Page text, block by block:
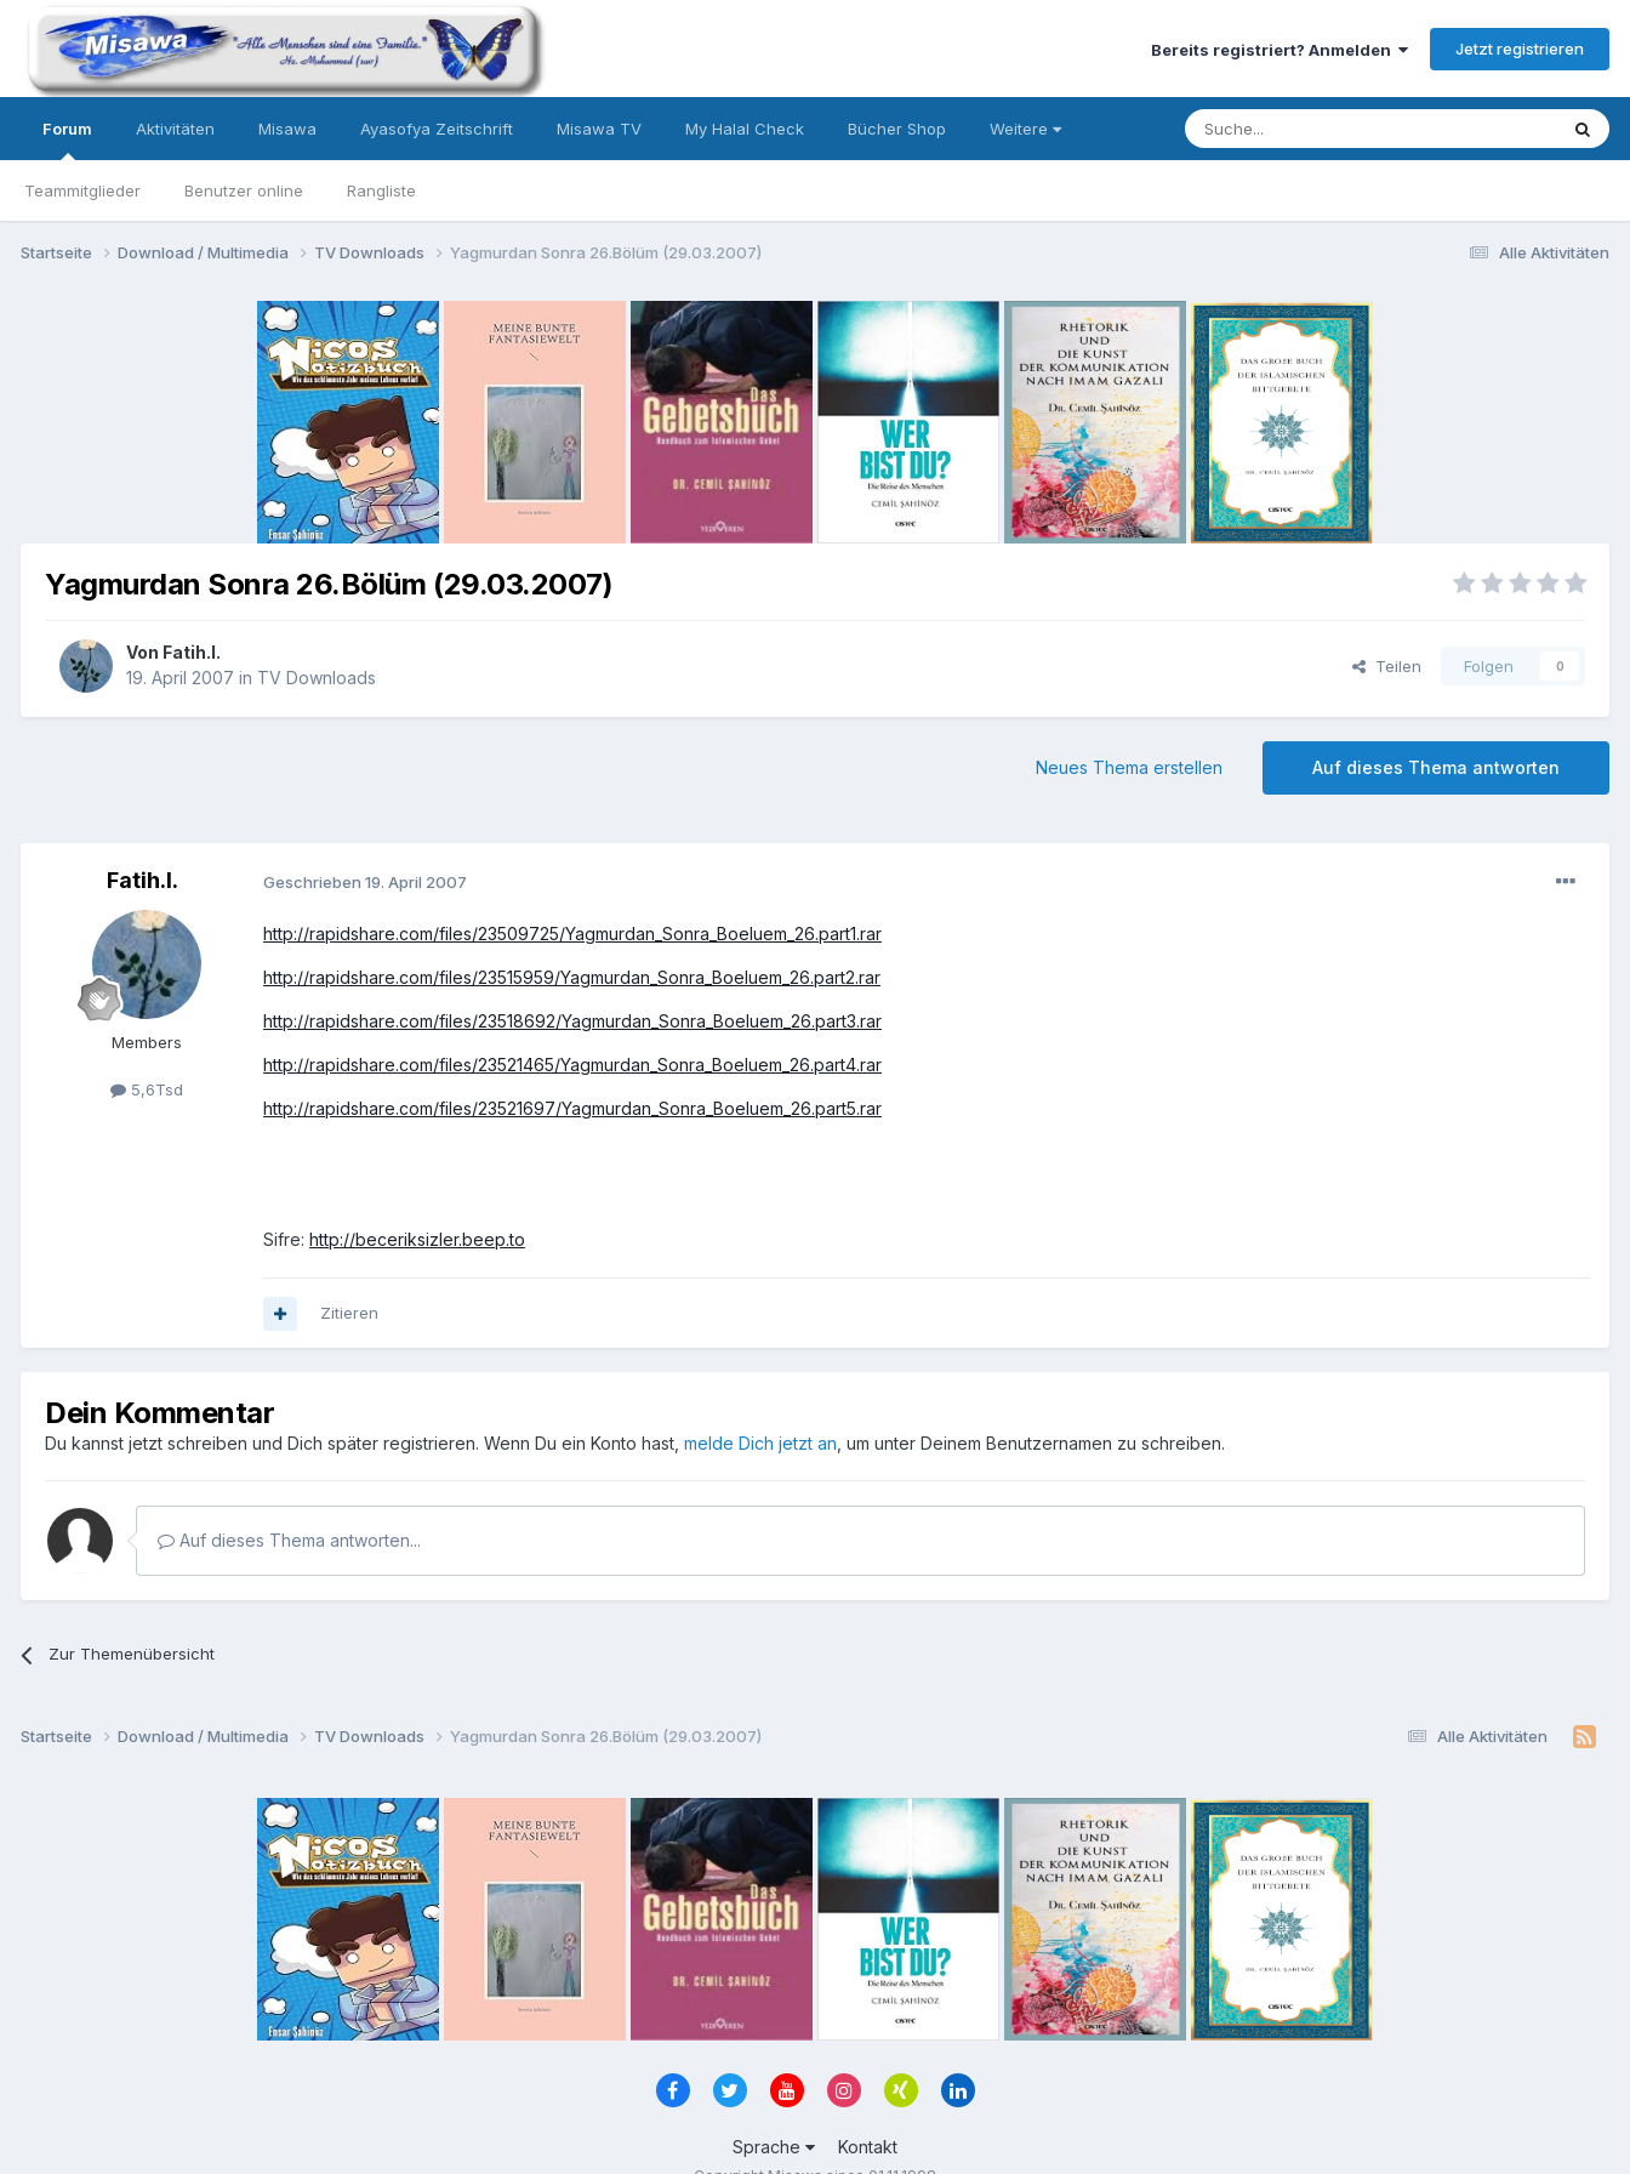
Bereits registriert? Anmelden Jetzt registrieren
Forum
Teammitglieder Benutzer online Rangliste
Aktivitäten Misawa Ayasofya Zeitschrift Misawa TV My Halal Check Bücher Shop Weitere
Alle Aktivitäten
Startseite Download / Multimedia TV Downloads Yagmurdan Sonra 26.Bölüm (29.03.2007)
Yagmurdan Sonra 26.Bölüm (29.03.2007)
Von Fatih.I.
19. April 2007 in TV Downloads
Teilen Folgen 0
Auf dieses Thema antworten
Neues Thema erstellen
Fatih.I.
Members
5,6Tsd
Geschrieben 19. April 2007
http://rapidshare.com/files/23509725/Yagmurdan_Sonra_Boeluem_26.part1.rar
http://rapidshare.com/files/23515959/Yagmurdan_Sonra_Boeluem_26.part2.rar
http://rapidshare.com/files/23518692/Yagmurdan_Sonra_Boeluem_26.part3.rar
http://rapidshare.com/files/23521465/Yagmurdan_Sonra_Boeluem_26.part4.rar
http://rapidshare.com/files/23521697/Yagmurdan_Sonra_Boeluem_26.part5.rar
Sifre: http://beceriksizler.beep.to
Zitieren
Dein Kommentar
Du kannst jetzt schreiben und Dich später registrieren. Wenn Du ein Konto hast, melde Dich jetzt an , um unter Deinem Benutzernamen zu schreiben.
Auf dieses Thema antworten...
Zur Themenübersicht
Alle Aktivitäten
Startseite Download / Multimedia TV Downloads Yagmurdan Sonra 26.Bölüm (29.03.2007)
Sprache Kontakt